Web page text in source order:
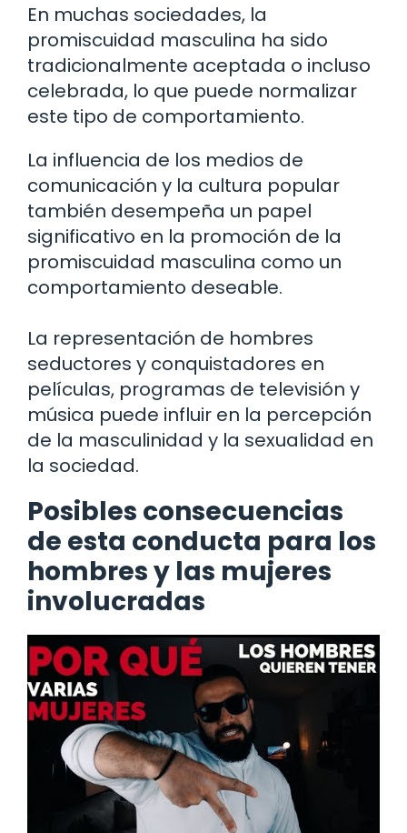
En muchas sociedades, la
promiscuidad masculina ha sido
tradicionalmente aceptada o incluso
celebrada, lo que puede normalizar
este tipo de comportamiento.
La influencia de los medios de
comunicación y la cultura popular
también desempeña un papel
significativo en la promoción de la
promiscuidad masculina como un
comportamiento deseable.
La representación de hombres
seductores y conquistadores en
películas, programas de televisión y
música puede influir en la percepción
de la masculinidad y la sexualidad en
la sociedad.
Posibles consecuencias
de esta conducta para los
hombres y las mujeres
involucradas